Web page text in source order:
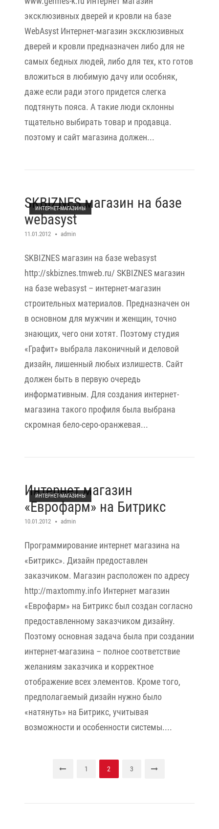
эксклюзивных дверей и кровли на базе
WebAsyst Интернет-магазин эксклюзивных
дверей и кровли предназначен либо для не
самых бедных людей, либо для тех, кто готов
вложиться в любимую дачу или особняк,
даже если ради этого придется слегка
подтянуть пояса. А такие люди склонны
тщательно выбирать товар и продавца.
поэтому и сайт магазина должен...
ИНТЕРНЕТ-МАГАЗИНЫ
SKBIZNES магазин на базе
webasyst
11.01.2012 admin
SKBIZNES магазин на базе webasyst
http://skbiznes.tmweb.ru/ SKBIZNES магазин
на базе webasyst – интернет-магазин
строительных материалов. Предназначен он
в основном для мужчин и женщин, точно
знающих, чего они хотят. Поэтому студия
«Графит» выбрала лаконичный и деловой
дизайн, лишенный любых излишеств. Сайт
должен быть в первую очередь
информативным. Для создания интернет-
магазина такого профиля была выбрана
скромная бело-серо-оранжевая...
ИНТЕРНЕТ-МАГАЗИНЫ
Интернет магазин
«Еврофарм» на Битрикс
10.01.2012 admin
Программирование интернет магазина на
«Битрикс». Дизайн предоставлен
заказчиком. Магазин расположен по адресу
http://maxtommy.info Интернет магазин
«Еврофарм» на Битрикс был создан согласно
предоставленному заказчиком дизайну.
Поэтому основная задача была при создании
интернет-магазина – полное соответствие
желаниям заказчика и корректное
отображение всех элементов. Кроме того,
предполагаемый дизайн нужно было
«натянуть» на Битрикс, учитывая
возможности и особенности системы....
Пагинация
1 2 3